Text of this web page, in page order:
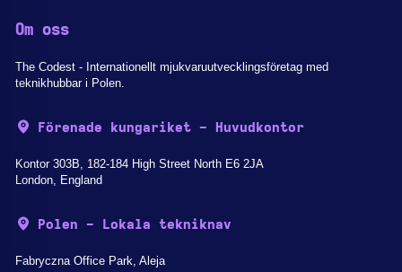
Om oss
The Codest - Internationellt mjukvaruutvecklingsföretag med
teknikhubbar i Polen.
Förenade kungariket - Huvudkontor
Kontor 303B, 182-184 High Street North E6 2JA
London, England
Polen - Lokala tekniknav
Fabryczna Office Park, Aleja